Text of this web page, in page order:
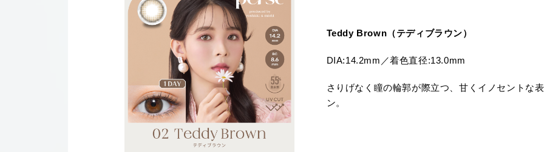
Teddy Brown（テディブラウン）
DIA:14.2mm／着色直径:13.0mm
さりげなく瞳の輪郭が際立つ、甘くイノセントな
ン。